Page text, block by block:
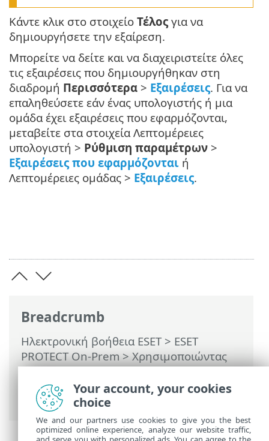
Breadcrumb
Ηλεκτρονική βοήθεια ESET> ESET
PROTECT On-Prem>Χρησιμοποιώντας
το ESET PROTECT On-Prem>ESET
PROTECT On-Prem Κύριο μενού >
Ανιχνεύσεις> Δημιουργία εξαίρεσης
Κάντε κλικ στο στοιχείο Τέλος για να
δημιουργήσετε την εξαίρεση.
Μπορείτε να δείτε και να διαχειριστείτε όλες
τις εξαιρέσεις που δημιουργήθηκαν στη
διαδρομή Περισσότερα > Εξαιρέσεις. Για να
επαληθεύσετε εάν ένας υπολογιστής ή μια
ομάδα έχει εξαιρέσεις που εφαρμόζονται,
μεταβείτε στα στοιχεία Λεπτομέρειες
υπολογιστή > Ρύθμιση παραμέτρων >
Εξαιρέσεις που εφαρμόζονται ή
Λεπτομέρειες ομάδας > Εξαιρέσεις.
Your account, your cookies
choice
We and our partners use cookies to give you the best
optimized online experience, analyze our website traffic,